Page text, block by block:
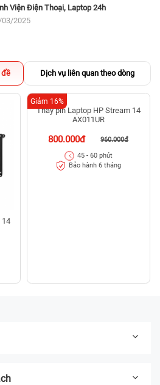
Viện Điện Thoại, Laptop 24h
2025
đề Dịch vụ liên quan theo dòng
14
Thay pin Laptop HP Stream 14
AX011UR
800.000đ 960.000đ
Giảm 16%
45 - 60 phút
Bảo hành 6 tháng